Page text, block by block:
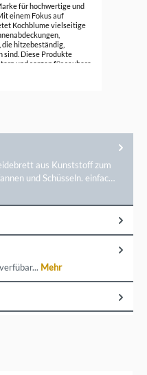
für hochwertige und
einem Fokus auf
Kochblume vielseitige
hitzebeständig,
sind. Diese Produkte
und sorgen für saubere
aus Kunststoff zum
und Schüsseln. einfac…
Mehr